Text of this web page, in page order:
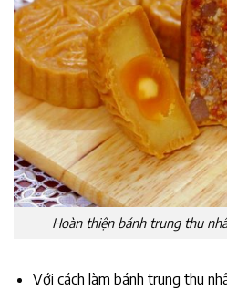
Hoàn thiện bánh trung thu
Với cách làm bánh trung thu